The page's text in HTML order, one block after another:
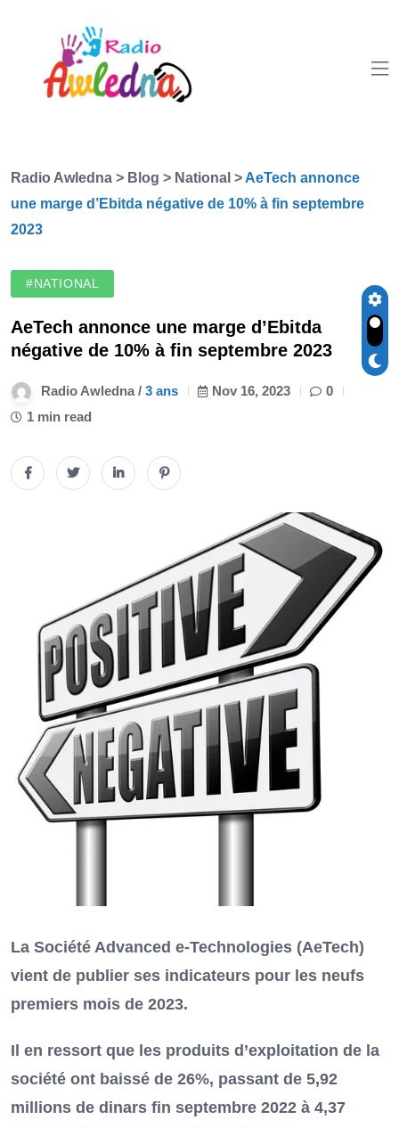
Radio Awledna > Blog > National > AeTech annonce
une marge d’Ebitda négative de 10% à fin septembre
2023
#NATIONAL
AeTech annonce une marge d’Ebitda
négative de 10% à fin septembre 2023
Radio Awledna / 3 ans Nov 16, 2023
0
1 min read
La Société Advanced e-Technologies (AeTech)
vient de publier ses indicateurs pour les neufs
premiers mois de 2023.
Il en ressort que les produits d’exploitation de la
société ont baissé de 26%, passant de 5,92
millions de dinars fin septembre 2022 à 4,37